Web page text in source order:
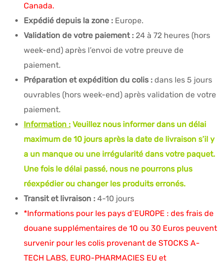
Canada.
Expédié depuis la zone : Europe.
Validation de votre paiement : 24 à 72 heures (hors
week-end) après l’envoi de votre preuve de
paiement.
Préparation et expédition du colis : dans les 5 jours
ouvrables (hors week-end) après validation de votre
paiement.
Information : Veuillez nous informer dans un délai
maximum de 10 jours après la date de livraison s’il y
a un manque ou une irrégularité dans votre paquet.
Une fois le délai passé, nous ne pourrons plus
réexpédier ou changer les produits erronés.
Transit et livraison : 4-10 jours
*Informations pour les pays d’EUROPE : des frais de
douane supplémentaires de 10 ou 30 Euros peuvent
survenir pour les colis provenant de STOCKS A-
TECH LABS, EURO-PHARMACIES EU et